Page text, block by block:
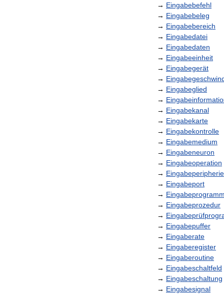
→ Eingabebefehl
→ Eingabebeleg
→ Eingabebereich
→ Eingabedatei
→ Eingabedaten
→ Eingabeeinheit
→ Eingabegerät
→
→ Eingabeglied
→
→ Eingabekanal
→ Eingabekarte
→ Eingabekontrolle
→ Eingabemedium
→ Eingabeneuron
→ Eingabeoperation
→ Eingabeperipherie
→ Eingabeport
→ Eingabeprogramm
→ Eingabeprozedur
→
→ Eingabepuffer
→ Eingaberate
→ Eingaberegister
→ Eingaberoutine
→ Eingabeschaltfeld
→ Eingabeschaltung
→ Eingabesignal